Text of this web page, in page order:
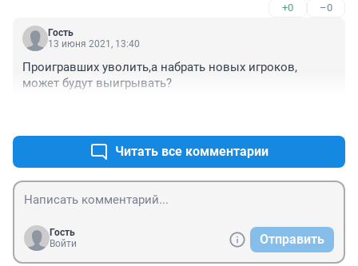
+0 –0
Гость
13 июня 2021, 13:40
Проигравших уволить,а набрать новых игроков,
может будут выигрывать?
Читать все комментарии
Гость
Войти
Отправить